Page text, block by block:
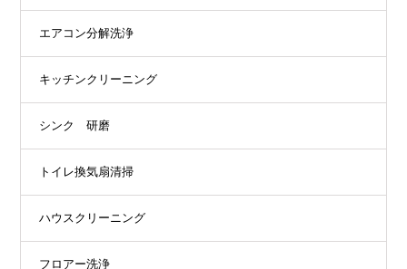
エアコン分解洗浄
キッチンクリーニング
シンク 研磨
トイレ換気扇清掃
ハウスクリーニング
フロアー洗浄